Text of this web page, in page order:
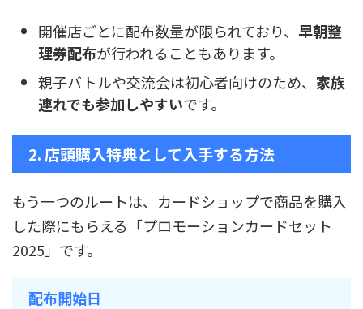
開催店ごとに配布数量が限られており、 早朝整
理券配布が行われることもあります。
親子バトルや交流会は初心者向けのため、 家族
連れでも参加しやすいです。
2. 店頭購入特典として入手する方法
もう一つのルートは、カードショップで商品を購入
した際にもらえる「プロモーションカードセット
2025」です。
配布開始日